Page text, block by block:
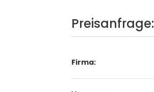
Preisanfrage:
Firma: